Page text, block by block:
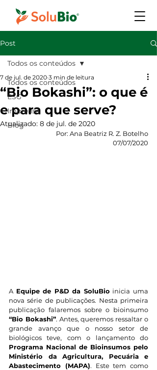
Post
Todos os conteúdos
ESG
Imprensa
Blog
Todos os conteúdos
“Bio Bokashi”: o que é
e para que serve?
7 de jul. de 2020 3 min de leitura
Atualizado: 8 de jul. de 2020
Por: Ana Beatriz R. Z. Botelho
07/07/2020
A Equipe de P&D da SoluBio inicia uma
nova série de publicações. Nesta primeira
“Bio Bokashi”. Antes, queremos ressaltar o
grande avanço que o nosso setor de
Programa Nacional de Bioinsumos pelo
Ministério da Agricultura, Pecuária e
Abastecimento (MAPA). Este tem como